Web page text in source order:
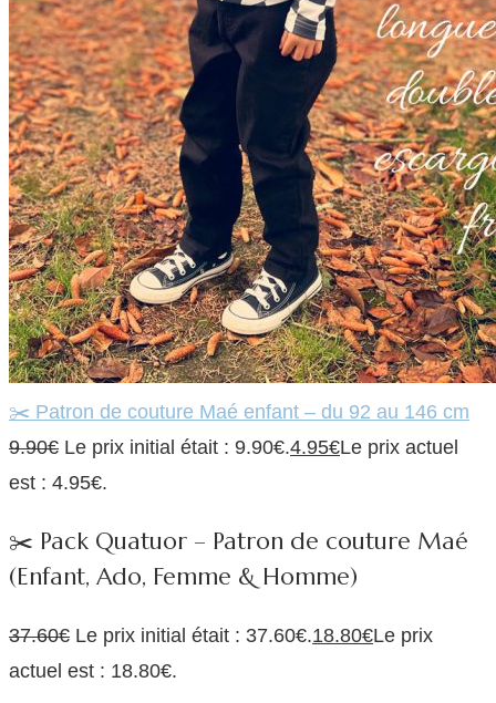
✂️ Patron de couture Maé enfant – du 92 au 146 cm
9.90€ Le prix initial était : 9.90€.4.95€Le prix actuel
est : 4.95€.
✂️ Pack Quatuor – Patron de couture Maé
(Enfant, Ado, Femme & Homme)
37.60€ Le prix initial était : 37.60€.18.80€Le prix
actuel est : 18.80€.